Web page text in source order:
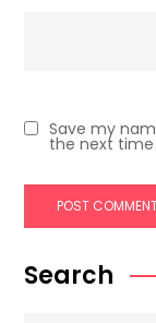
Save my
the next
Search